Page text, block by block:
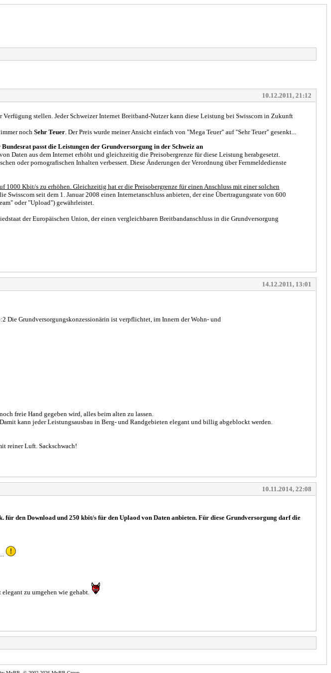
10.12.2011, 21:12
stellen. Jeder Schweizer Internet Breitband-Nutzer kann diese Leistung bei Swisscom in Zukunft
noch Sehr Teuer . Der Preis wurde meiner Ansicht einfach von "Mega Teuer" auf "Sehr Teuer" gesenkt...
Bundesrat passt die Leistungen der Grundversorgung in der Schweiz an
Daten aus dem Internet erhöht und gleichzeitig die Preisobergrenze für diese Leistung herabgesetzt.
oder pornografischen Inhalten verbessert. Diese Änderungen der Verordnung über Fernmeldedienste
Kbit/s zu erhöhen. Gleichzeitig hat er die Preisobergrenze für einen Anschluss mit einer solchen
Swisscom seit dem 1. Januar 2008 einen Internetanschluss anbieten, der eine Übertragungsrate von 600
oder "Upload") gewährleistet.
der Europäischen Union, der einen vergleichbaren Breitbandanschluss in die Grundversorgung
14.12.2011, 13:01
2 Die Grundversorgungskonzessionärin ist verpflichtet, im Innern der Wohn- und
freie Hand gegeben wird, alles beim alten zu lassen.
kann jeder Leistungsausbau in Berg- und Randgebieten elegant und billig abgeblockt werden.
reiner Luft. Sackschwach!
10.11.2014, 22:08
den Download und 250 kbit/s für den Uplaod von Daten anbieten. Für diese Grundversorgung darf die
zu umgehen wie gehabt.